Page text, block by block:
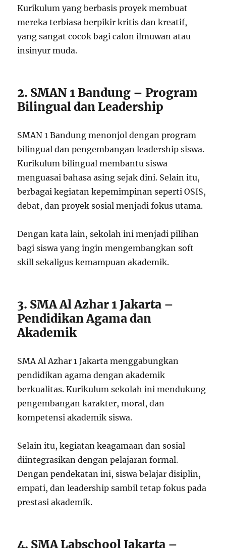
Kurikulum yang berbasis proyek membuat
mereka terbiasa berpikir kritis dan kreatif,
yang sangat cocok bagi calon ilmuwan atau
insinyur muda.
2. SMAN 1 Bandung – Program
Bilingual dan Leadership
SMAN 1 Bandung menonjol dengan program
bilingual dan pengembangan leadership siswa.
Kurikulum bilingual membantu siswa
menguasai bahasa asing sejak dini. Selain itu,
berbagai kegiatan kepemimpinan seperti OSIS,
debat, dan proyek sosial menjadi fokus utama.
Dengan kata lain, sekolah ini menjadi pilihan
bagi siswa yang ingin mengembangkan soft
skill sekaligus kemampuan akademik.
3. SMA Al Azhar 1 Jakarta –
Pendidikan Agama dan
Akademik
SMA Al Azhar 1 Jakarta menggabungkan
pendidikan agama dengan akademik
berkualitas. Kurikulum sekolah ini mendukung
pengembangan karakter, moral, dan
kompetensi akademik siswa.
Selain itu, kegiatan keagamaan dan sosial
diintegrasikan dengan pelajaran formal.
Dengan pendekatan ini, siswa belajar disiplin,
empati, dan leadership sambil tetap fokus pada
prestasi akademik.
4. SMA Labschool Jakarta –